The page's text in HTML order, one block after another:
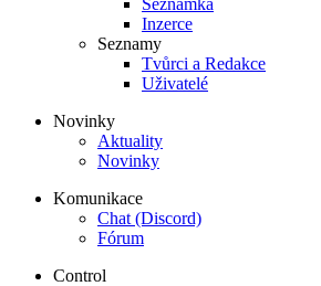
Inzerce
Seznamy
Tvůrci a Redakce
Uživatelé
Novinky
Aktuality
Novinky
Komunikace
Chat (Discord)
Fórum
Control